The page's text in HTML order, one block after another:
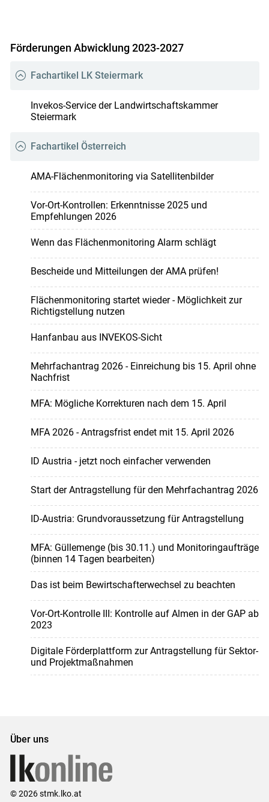
Förderungen Abwicklung 2023-2027
Fachartikel LK Steiermark
Invekos-Service der Landwirtschaftskammer
Steiermark
Fachartikel Österreich
AMA-Flächenmonitoring via Satellitenbilder
Vor-Ort-Kontrollen: Erkenntnisse 2025 und
Empfehlungen 2026
Wenn das Flächenmonitoring Alarm schlägt
Bescheide und Mitteilungen der AMA prüfen!
Flächenmonitoring startet wieder - Möglichkeit zur
Richtigstellung nutzen
Hanfanbau aus INVEKOS-Sicht
Mehrfachantrag 2026 - Einreichung bis 15. April ohne
Nachfrist
MFA: Mögliche Korrekturen nach dem 15. April
MFA 2026 - Antragsfrist endet mit 15. April 2026
ID Austria - jetzt noch einfacher verwenden
Start der Antragstellung für den Mehrfachantrag 2026
ID-Austria: Grundvoraussetzung für Antragstellung
MFA: Güllemenge (bis 30.11.) und Monitoringaufträge
(binnen 14 Tagen bearbeiten)
Das ist beim Bewirtschafterwechsel zu beachten
Vor-Ort-Kontrolle III: Kontrolle auf Almen in der GAP ab
2023
Digitale Förderplattform zur Antragstellung für Sektor-
und Projektmaßnahmen
Über uns
© 2026 stmk.lko.at